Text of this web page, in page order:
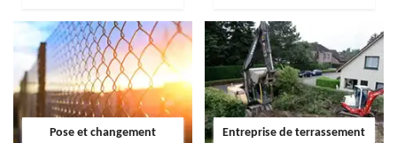
Pose et changement
Entreprise de terrassement